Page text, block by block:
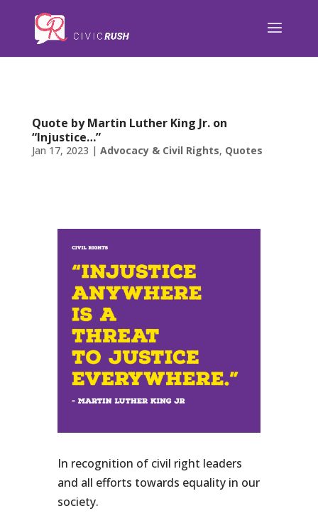
Quote by Martin Luther King Jr. on
“Injustice…”
Jan 17, 2023 | Advocacy & Civil Rights, Quotes
In recognition of civil right leaders
and all efforts towards equality in our
society.